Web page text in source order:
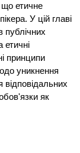
що етичне
У цій главі
публічних
принципи
уникнення
відповідальних
як